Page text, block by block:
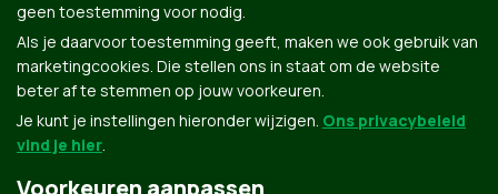
geen toestemming voor nodig.
Als je daarvoor toestemming geeft, maken we ook gebruik van
marketingcookies. Die stellen ons in staat om de website
beter af te stemmen op jouw voorkeuren.
Je kunt je instellingen hieronder wijzigen. Ons privacybeleid
vind je hier.
Voorkeuren aanpassen